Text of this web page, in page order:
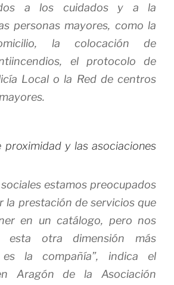
a los cuidados y a la
personas mayores, como la
la colocación de
el protocolo de
Local o la Red de centros
proximidad y las asociaciones
estamos preocupados
la prestación de servicios que
en un catálogo, pero nos
esta otra dimensión más
la compañía”, indica el
Aragón de la Asociación